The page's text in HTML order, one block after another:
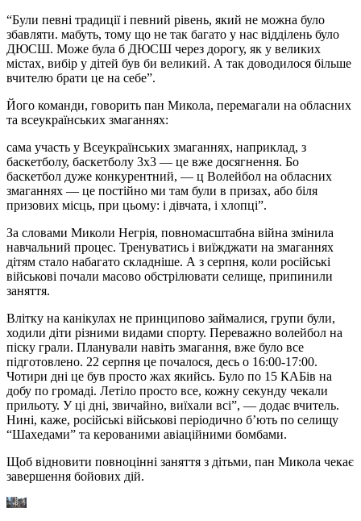
“Були певні традиції і певний рівень, який не можна було
збавляти. мабуть, тому що не так багато у нас відділень було
ДЮСШ. Може була б ДЮСШ через дорогу, як у великих
містах, вибір у дітей був би великий. А так доводилося більше
вчителю брати це на себе”.
Його команди, говорить пан Микола, перемагали на обласних
та всеукраїнських змаганнях:
сама участь у Всеукраїнських змаганнях, наприклад, з
баскетболу, баскетболу 3х3 — це вже досягнення. Бо
баскетбол дуже конкурентний, — ц Волейбол на обласних
змаганнях — це постійно ми там були в призах, або біля
призових місць, при цьому: і дівчата, і хлопці”.
За словами Миколи Негрія, повномасштабна війна змінила
навчальний процес. Тренуватись і виїжджати на змаганнях
дітям стало набагато складніше. А з серпня, коли російські
військові почали масово обстрілювати селище, припинили
заняття.
Влітку на канікулах не принципово займалися, групи були,
ходили діти різними видами спорту. Переважно волейбол на
піску грали. Планували навіть змагання, вже було все
підготовлено. 22 серпня це почалося, десь о 16:00-17:00.
Чотири дні це був просто жах якийсь. Було по 15 КАБів на
добу по громаді. Летіло просто все, кожну секунду чекали
прильоту. У ці дні, звичайно, виїхали всі”, — додає вчитель.
Нині, каже, російські військові періодично б’ють по селищу
“Шахедами” та керованими авіаційними бомбами.
Щоб відновити повноцінні заняття з дітьми, пан Микола чекає
завершення бойових дій.